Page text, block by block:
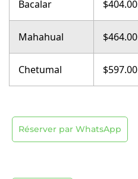
Bacalar $404.00
Mahahual $464.00
Chetumal $597.00
Réserver par WhatsApp